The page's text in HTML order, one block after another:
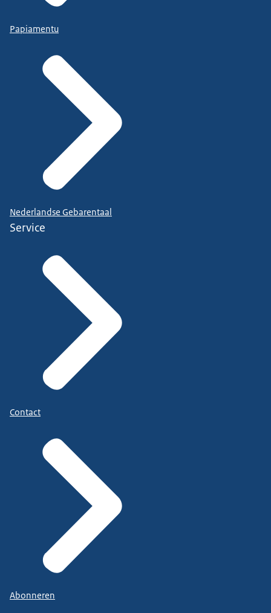
Papiamentu
Nederlandse Gebarentaal
Service
Contact
Abonneren